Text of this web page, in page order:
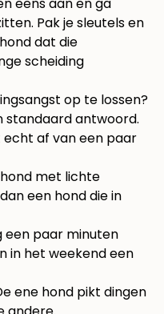
eens aan en ga
Pak je sleutels en
dat die
scheiding
op te lossen?
standaard antwoord.
echt af van een paar
hond met lichte
een hond die in
een paar minuten
in het weekend een
ene hond pikt dingen